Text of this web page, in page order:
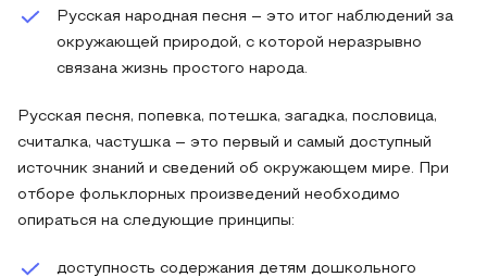
Русская народная песня – это итог наблюдений за
окружающей природой, с которой неразрывно
связана жизнь простого народа.
Русская песня, попевка, потешка, загадка, пословица,
считалка, частушка – это первый и самый доступный
источник знаний и сведений об окружающем мире. При
отборе фольклорных произведений необходимо
опираться на следующие принципы:
доступность содержания детям дошкольного